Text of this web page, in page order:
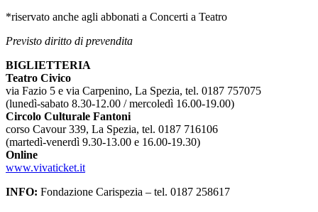
*riservato anche agli abbonati a Concerti a Teatro
Previsto diritto di prevendita
BIGLIETTERIA
Teatro Civico
via Fazio 5 e via Carpenino, La Spezia, tel. 0187 757075
(lunedì-sabato 8.30-12.00 / mercoledì 16.00-19.00)
Circolo Culturale Fantoni
corso Cavour 339, La Spezia, tel. 0187 716106
(martedì-venerdì 9.30-13.00 e 16.00-19.30)
Online
www.vivaticket.it
INFO: Fondazione Carispezia – tel. 0187 258617